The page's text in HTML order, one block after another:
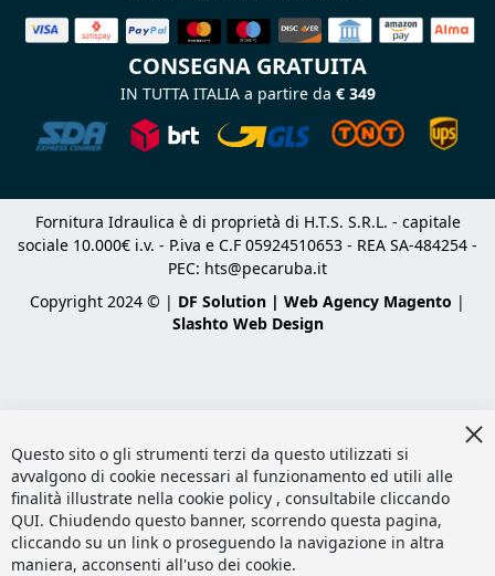
CONSEGNA GRATUITA
IN TUTTA ITALIA a partire da € 349
Fornitura Idraulica è di proprietà di H.T.S. S.R.L. - capitale
sociale 10.000€ i.v. - P.iva e C.F 05924510653 - REA SA-484254 -
PEC: hts@pecaruba.it
Copyright 2024 © | DF Solution | Web Agency Magento |
Slashto Web Design
Questo sito o gli strumenti terzi da questo utilizzati si
avvalgono di cookie necessari al funzionamento ed utili alle
finalità illustrate nella cookie policy , consultabile cliccando
QUI. Chiudendo questo banner, scorrendo questa pagina,
cliccando su un link o proseguendo la navigazione in altra
maniera, acconsenti all'uso dei cookie.